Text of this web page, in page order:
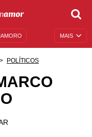
MAIS
POLÍTICOS